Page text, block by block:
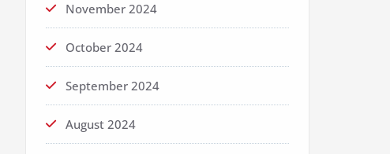
November 2024
October 2024
September 2024
August 2024